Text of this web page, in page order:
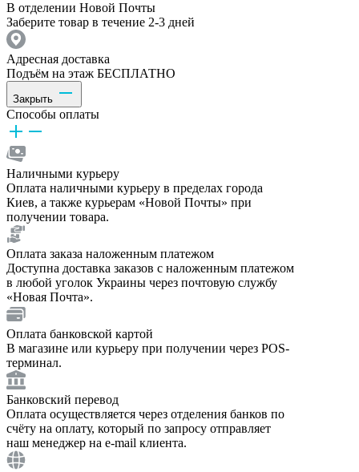
В отделении Новой Почты
Заберите товар в течение 2-3 дней
Адресная доставка
Подъём на этаж БЕСПЛАТНО
Закрыть
Способы оплаты
Наличными курьеру
Оплата наличными курьеру в пределах города
Киев, а также курьерам «Новой Почты» при
получении товара.
Оплата заказа наложенным платежом
Доступна доставка заказов с наложенным платежом
в любой уголок Украины через почтовую службу
«Новая Почта».
Оплата банковской картой
В магазине или курьеру при получении через POS-
терминал.
Банковский перевод
Оплата осуществляется через отделения банков по
счёту на оплату, который по запросу отправляет
наш менеджер на e-mail клиента.